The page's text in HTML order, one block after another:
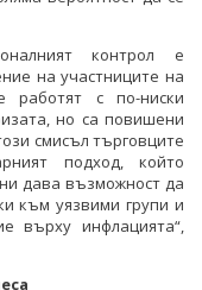
контрол е
на участниците на
работят с по-ниски
но са повишени
смисъл търговците
подход, който
дава възможност да
към уязвими групи и
върху инфлацията“,